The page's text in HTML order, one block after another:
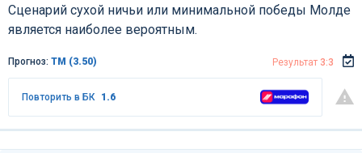
Сценарий сухой ничьи или минимальной победы Молде
является наиболее вероятным.
Прогноз: ТМ (3.50) Результат 3:3
Повторить в БК 1.6